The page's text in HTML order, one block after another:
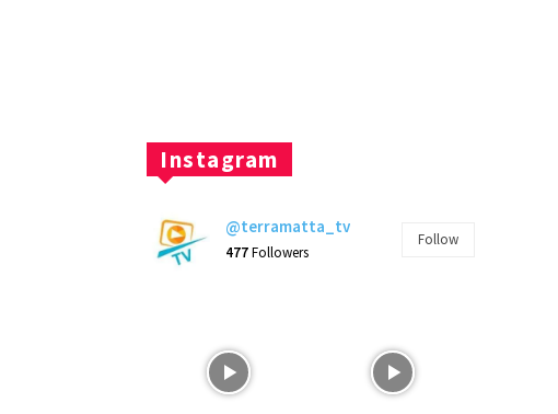
Instagram
@terramatta_tv
477Followers
Follow